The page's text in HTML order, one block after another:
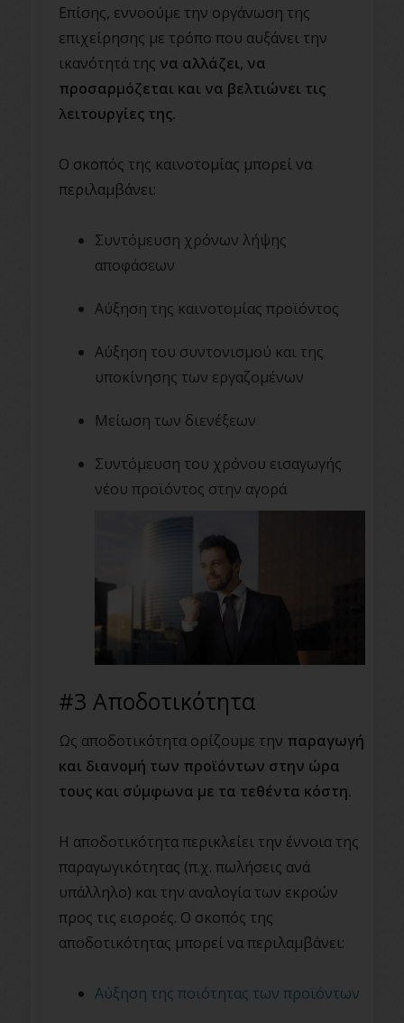
Επίσης, εννοούμε την οργάνωση της
επιχείρησης με τρόπο που αυξάνει την
ικανότητά της να αλλάζει, να
προσαρμόζεται και να βελτιώνει τις
λειτουργίες της.
Ο σκοπός της καινοτομίας μπορεί να
περιλαμβάνει:
Συντόμευση χρόνων λήψης
αποφάσεων
Αύξηση της καινοτομίας προϊόντος
Αύξηση του συντονισμού και της
υποκίνησης των εργαζομένων
Μείωση των διενέξεων
Συντόμευση του χρόνου εισαγωγής
νέου προϊόντος στην αγορά
#3 Αποδοτικότητα
Ως αποδοτικότητα ορίζουμε την παραγωγή
και διανομή των προϊόντων στην ώρα
τους και σύμφωνα με τα τεθέντα κόστη.
Η αποδοτικότητα περικλείει την έννοια της
παραγωγικότητας (π.χ. πωλήσεις ανά
υπάλληλο) και την αναλογία των εκροών
προς τις εισροές. Ο σκοπός της
αποδοτικότητας μπορεί να περιλαμβάνει:
Αύξηση της ποιότητας των προϊόντων